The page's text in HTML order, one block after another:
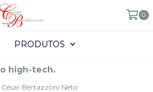
0
PRODUTOS
high-tech.
Bertazzoni Neto